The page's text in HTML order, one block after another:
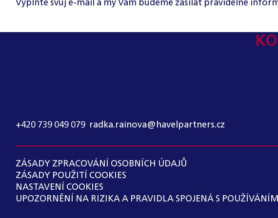
Vyplňte svůj e-mail a my Vám budeme zasílat pravidelné
+420 739 049 079 radka.rainova@havelpartners.cz
ZÁSADY ZPRACOVÁNÍ OSOBNÍCH ÚDAJŮ
ZÁSADY POUŽITÍ COOKIES
NASTAVENÍ COOKIES
UPOZORNĚNÍ NA RIZIKA A PRAVIDLA SPOJENÁ S